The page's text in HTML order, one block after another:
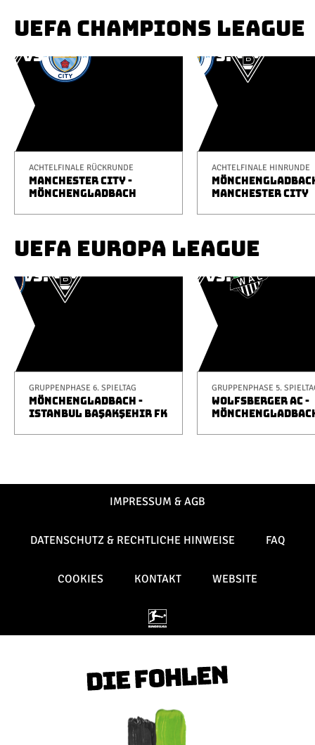
UEFA CHAMPIONS LEAGUE
ACHTELFINALE RÜCKRUNDE
MANCHESTER CITY -
MÖNCHENGLADBACH
ACHTELFINALE HINRUNDE
MANCHESTER CITY
UEFA EUROPA LEAGUE
GRUPPENPHASE 6. SPIELTAG
MÖNCHENGLADBACH -
ISTANBUL BAŞAKŞEHIR FK
GRUPPENPHASE 5.
WOLFSBERGER AC -
IMPRESSUM & AGB
DATENSCHUTZ & RECHTLICHE HINWEISE FAQ
COOKIES KONTAKT WEBSITE